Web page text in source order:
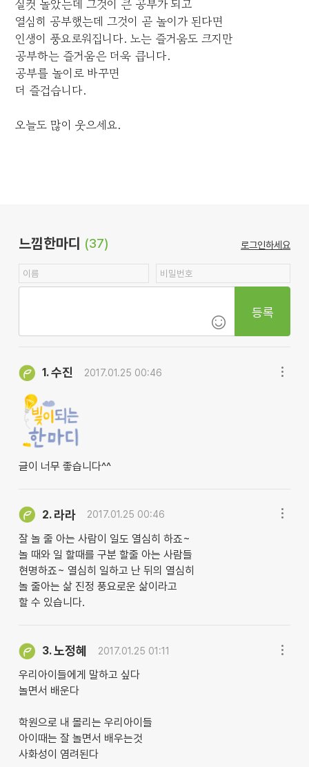
실컷 놀았는데 그것이 큰 공부가 되고
열심히 공부했는데 그것이 곧 놀이가 된다면
인생이 풍요로워집니다. 노는 즐거움도 크지만
공부하는 즐거움은 더욱 큽니다.
공부를 놀이로 바꾸면
더 즐겁습니다.
오늘도 많이 웃으세요.
느낌한마디 (37) 로그인하세요
등록
1.수진 2017.01.25 00:46
글이 너무 좋습니다^^
2. 라라 2017.01.25 00:46
잘 놀 줄 아는 사람이 일도 열심히 하죠~
놀 때와 일 할때를 구분 할줄 아는 사람들
현명하죠~ 열심히 일하고 난 뒤의 열심히
놀 줄아는 삶 진정 풍요로운 삶이라고
할 수 있습니다.
3.노정혜 2017.01.25 01:11
우리아이들에게 말하고 싶다
놀면서 배운다
학원으로 내 몰리는 우리아이들
아이때는 잘 놀면서 배우는것
사화성이 염려된다